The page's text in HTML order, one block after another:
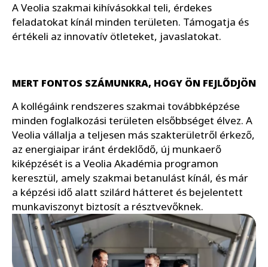
A Veolia szakmai kihívásokkal teli, érdekes
feladatokat kínál minden területen. Támogatja és
értékeli az innovatív ötleteket, javaslatokat.
MERT FONTOS SZÁMUNKRA, HOGY ÖN FEJLŐDJÖN
A kollégáink rendszeres szakmai továbbképzése
minden foglalkozási területen elsőbbséget élvez. A
Veolia vállalja a teljesen más szakterületről érkező,
az energiaipar iránt érdeklődő, új munkaerő
kiképzését is a Veolia Akadémia programon
keresztül, amely szakmai betanulást kínál, és már
a képzési idő alatt szilárd hátteret és bejelentett
munkaviszonyt biztosít a résztvevőknek.